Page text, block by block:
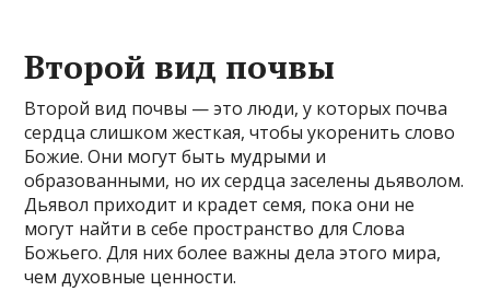
Второй вид почвы
Второй вид почвы — это люди, у которых почва
сердца слишком жесткая, чтобы укоренить слово
Божие. Они могут быть мудрыми и
образованными, но их сердца заселены дьяволом.
Дьявол приходит и крадет семя, пока они не
могут найти в себе пространство для Слова
Божьего. Для них более важны дела этого мира,
чем духовные ценности.